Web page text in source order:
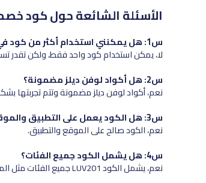
الأسئلة الشائعة حول كود
س1: هل يمكنني استخدام أكثر من كود في نفس الطلب؟
لا، يمكن استخدام كود واحد فقط، ولكن تقدر
س2: هل أكواد لوفن ديلز مضمونة؟
نعم، أكواد لوفن ديلز مضمونة وتتم تجربتها
س3: هل الكود يعمل على التطبيق والموقع؟
نعم، الكود صالح على الموقع والتطبيق.
س4: هل يشمل الكود جميع الفئات؟
نعم، يشمل الكود LUV201 جميع الفئات مثل الملابس، الأحذية، الإكسسوارات وحتى مستلزمات الأطفال.